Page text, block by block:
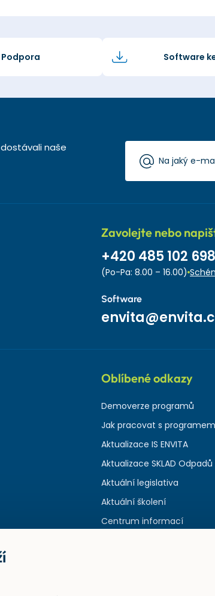
Podpora Software
naše
Zavolejte nebo
+420 485 102 698
(Po-Pa: 8.00 – 16.00)
Software
Oblíbené odkazy
Demoverze programů
Jak pracovat s programem
Aktualizace IS ENVITA
Aktualizace SKLAD Odpadů
Aktuální legislativa
Aktuální školení
Centrum informací